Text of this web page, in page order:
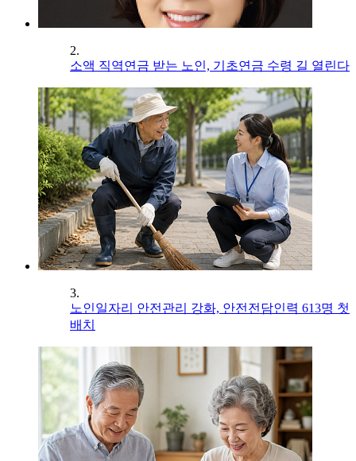
2.
소액 직역연금 받는 노인, 기초연금 수령 길 열린다
3.
노인일자리 안전관리 강화, 안전전담인력 613명 첫
배치